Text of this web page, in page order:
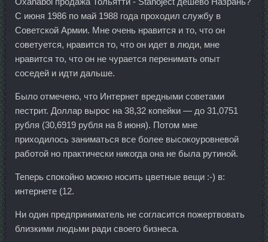
С июня 1986 по май 1988 года проходил службу в
Советской Армии. Мне очень нравится и то, что он
советуется, нравится то, что он идет в люди, мне
нравится то, что он не чурается перенимать опыт
соседей и идти дальше.
Было отмечено, что Интернет вредными советами
пестрит. Доллар вырос на 38,32 копейки — до 31,0751
рубля (30,6919 рубля на 8 июня). Потом мне
приходилось заниматься все более высокоуровневой
работой но практически никогда она не была рутиной.
Теперь спокойно можно носить цветные вещи :-) в:
интернете (12.
Ни один предприниматель не согласится пожертвовать
близкими людьми ради своего бизнеса.